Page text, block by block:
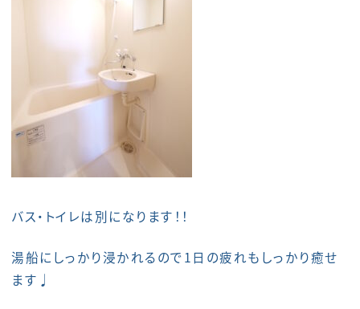
バス・トイレは別になります！！
湯船にしっかり浸かれるので1日の疲れもしっかり癒せ
ます♩